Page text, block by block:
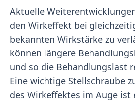
Aktuelle
den Wirkeffekt bei
bekannten Wirkstärke zu
können längere
und so die Behandlungslast
Eine wichtige Stellschraube
des Wirkeffektes im Auge ist